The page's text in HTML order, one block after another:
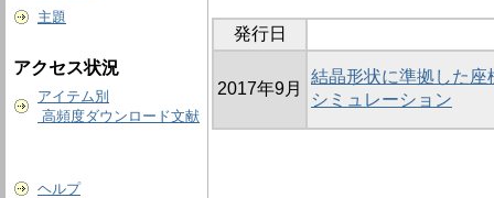
主題
アクセス状況
アイテム別
高頻度ダウンロード文献
ヘルプ
発行日
2017年9月
結晶形状に準拠した
シミュレーション